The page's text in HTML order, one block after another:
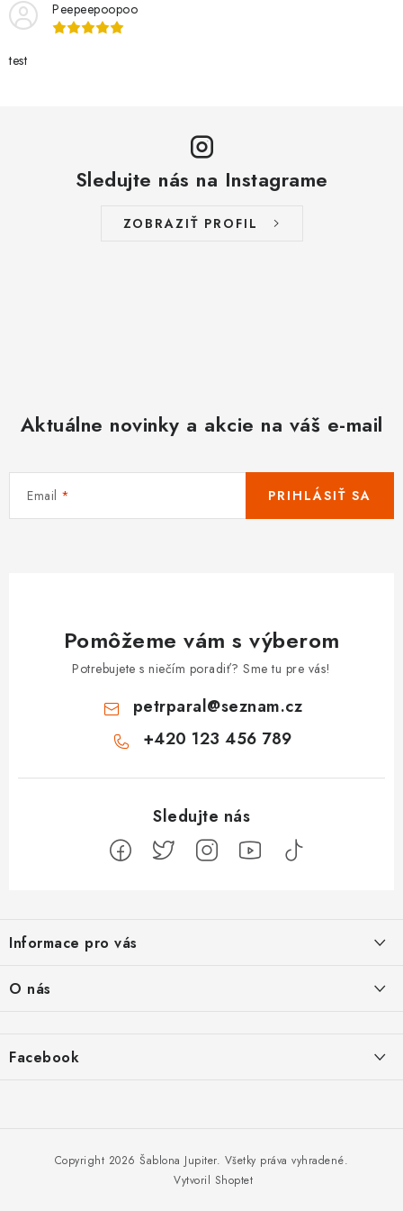
Jak na Jupiter
Peepeepoopoo
test
Sledujte nás na Instagrame
ZOBRAZIŤ PROFIL
Aktuálne novinky a akcie na váš e-mail
Email PRIHLÁSIŤ SA
Pomôžeme vám s výberom
Potrebujete s niečím poradiť? Sme tu pre vás!
petrparal@seznam.cz
+420 123 456 789
p
ä
e
Informace pro vás
O nás
Jsme boží
Facebook
Vytvoril Shoptet
Copyright 2026Šablona Jupiter. Všetky práva vyhradené.